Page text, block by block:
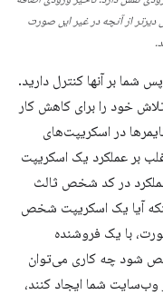
از آنچه در غیر این صورت
شما بر آنها کنترل دارید.
تلاش خود را برای کاهش کار
در اسکریپت‌های
بر عملکرد یک اسکریپت
در کد شخص ثالث
آیا یک اسکریپت شخص
با یک فروشنده
شود چه کاری می‌توان
شما ایجاد کنند،